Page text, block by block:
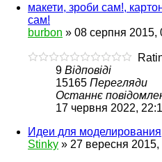
макети, зроби сам!,
сам!
burbon » 08 серпня 2015,
9 Відповіді
15165 Перегляди
Останнє
17 червня 2022,
Идеи для моделирования
Stinky » 27 вересня 2015,